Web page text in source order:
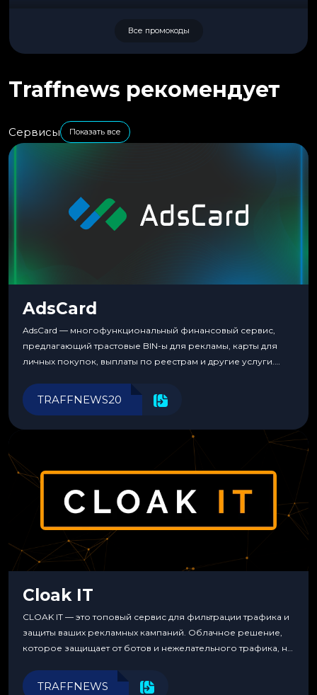
Все промокоды
Traffnews рекомендует
Сервисы Показать все
AdsCard
AdsCard — многофункциональный финансовый сервис,
предлагающий трастовые BIN-ы для рекламы, карты для
личных покупок, выплаты по реестрам и другие услуги.
инструменты для управления финансами.
TRAFFNEWS20
Cloak IT
CLOAK IT — это топовый сервис для фильтрации трафика и
защиты ваших рекламных кампаний. Облачное решение,
которое защищает от ботов и нежелательного трафика, не
программирования.
TRAFFNEWS